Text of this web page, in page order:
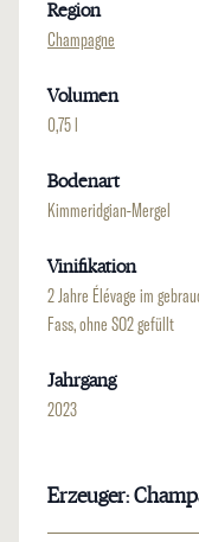
Region
Champagne
Volumen
0,75 l
Bodenart
Kimmeridgian-Mergel
Vinifikation
2 Jahre Élévage im
Fass, ohne SO2 gefüllt
Jahrgang
2023
Erzeuger: